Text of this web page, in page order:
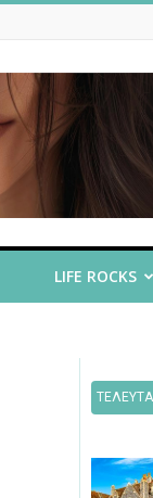
LIFE ROCKS